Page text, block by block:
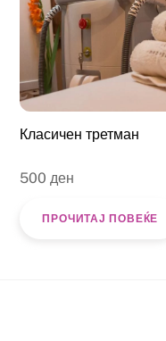
Класичен третман
500ден
ПРОЧИТАЈ ПОВЕЌЕ